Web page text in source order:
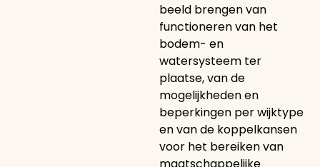
beeld brengen van
functioneren van het
bodem- en
watersysteem ter
plaatse, van de
mogelijkheden en
beperkingen per wijktype
en van de koppelkansen
voor het bereiken van